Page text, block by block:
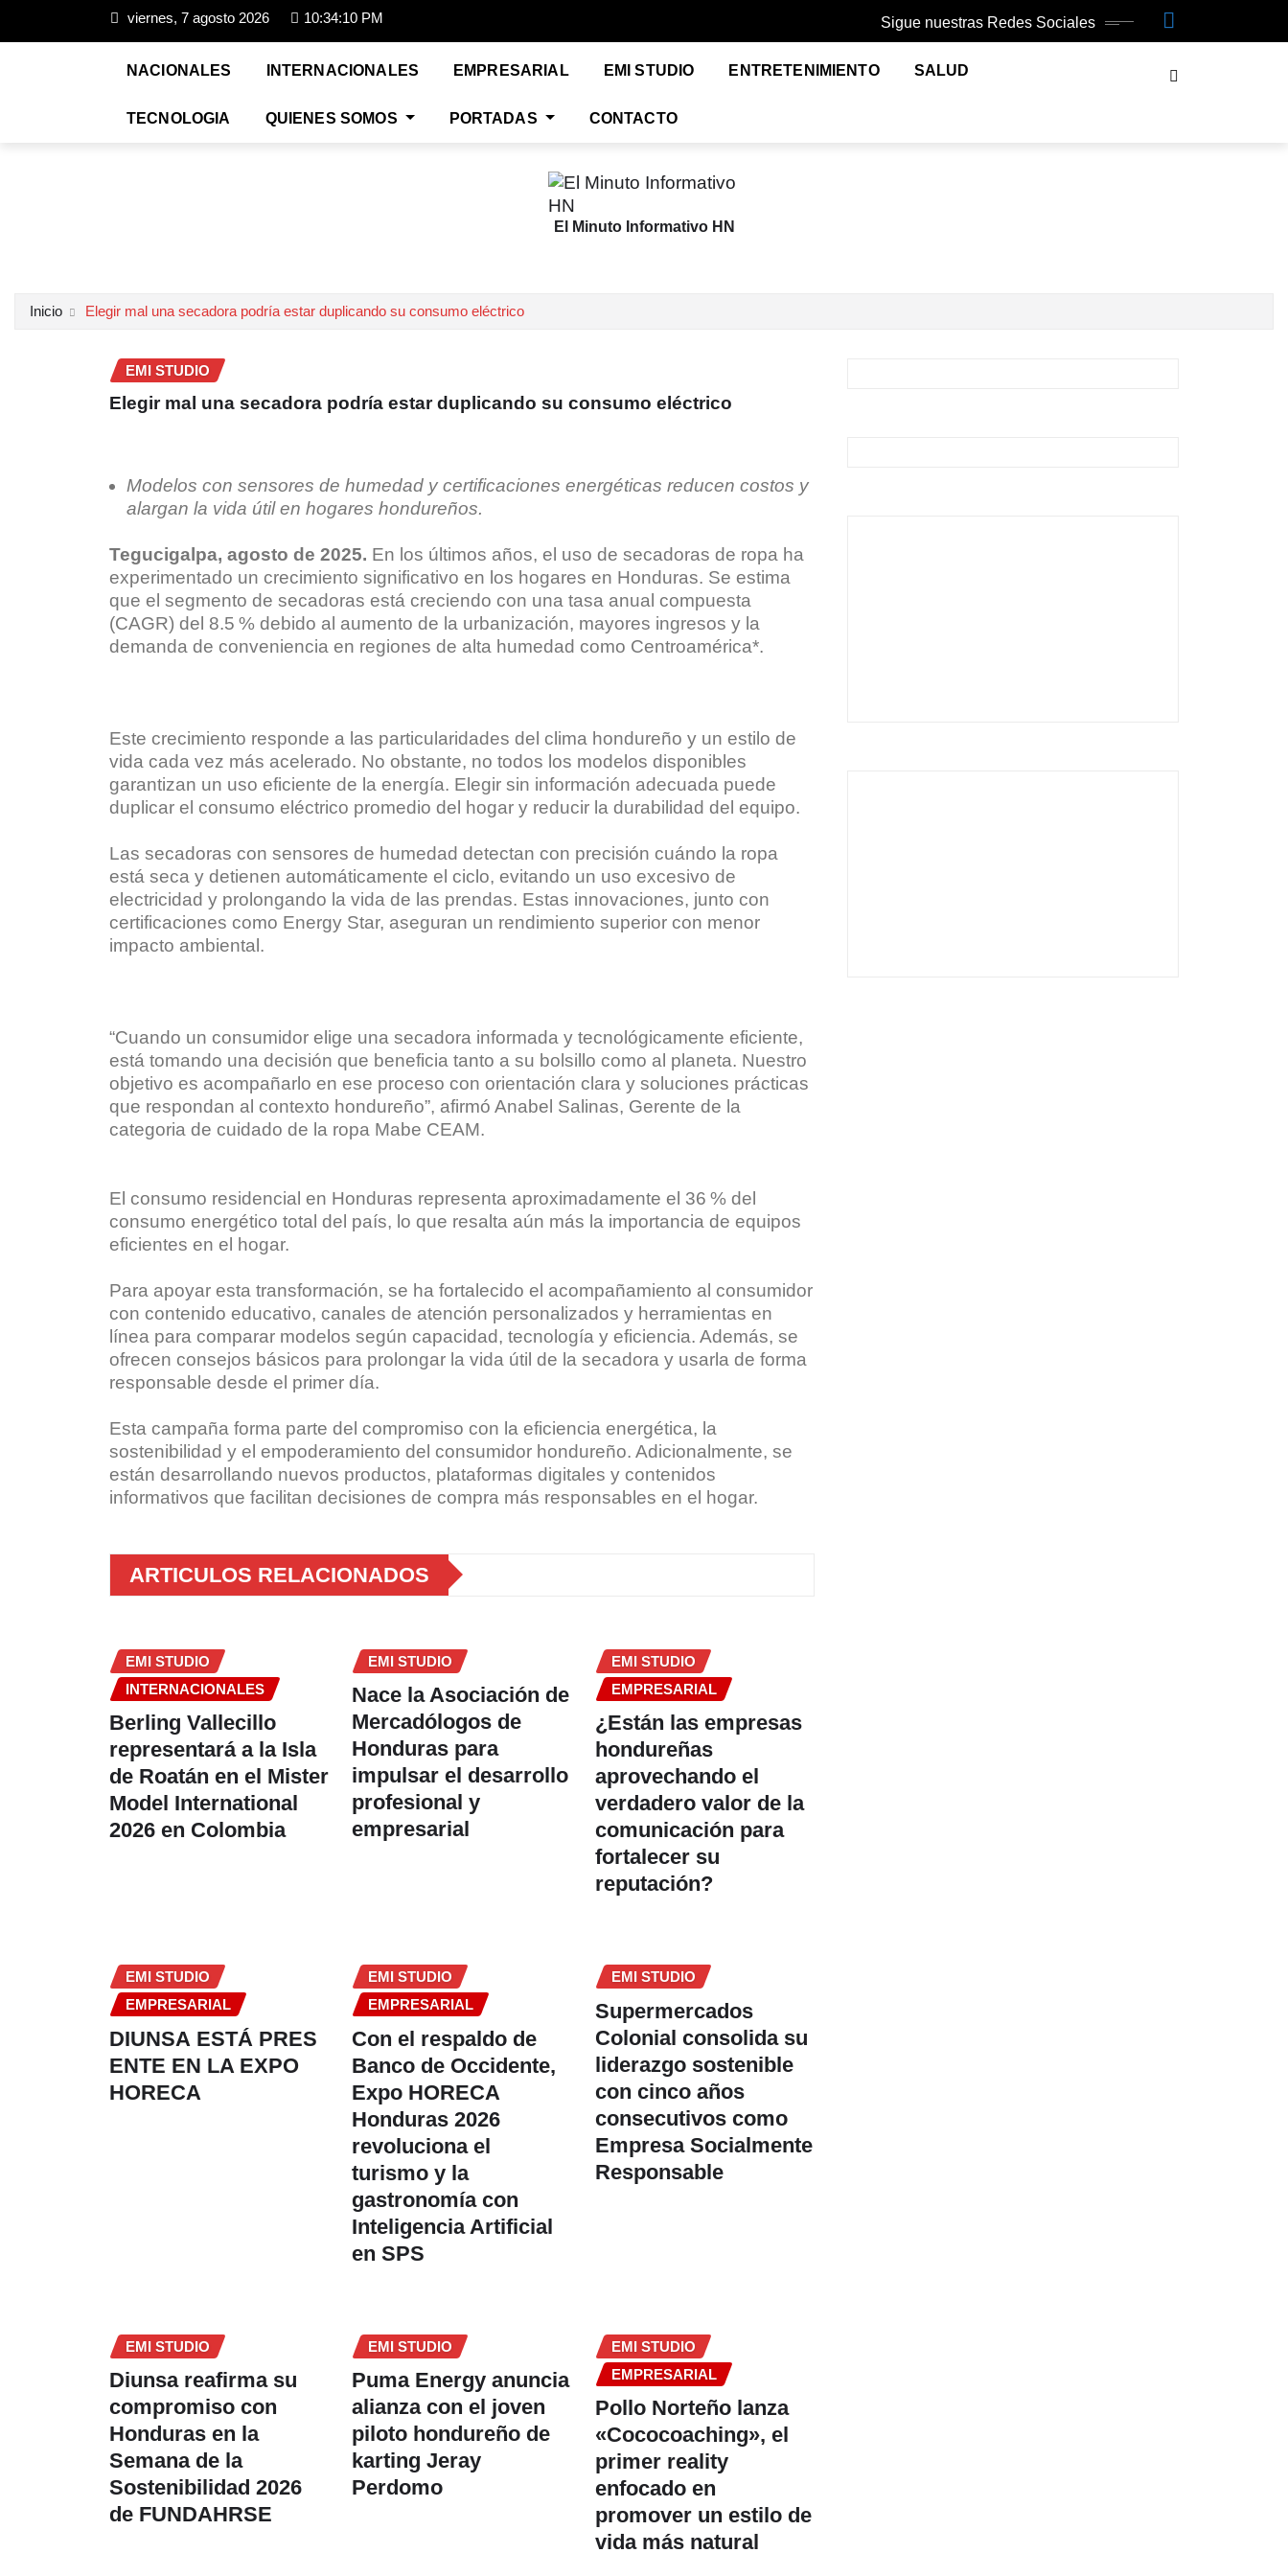
viernes, 7 agosto 2026 10:34:11 PM Sigue nuestras Redes Sociales
NACIONALES INTERNACIONALES EMPRESARIAL EMI STUDIO ENTRETENIMIENTO SALUD
TECNOLOGIA QUIENES SOMOS PORTADAS CONTACTO
El Minuto Informativo HN
Inicio Elegir mal una secadora podría estar duplicando su consumo eléctrico
EMI STUDIO
Elegir mal una secadora podría estar duplicando su consumo eléctrico
Modelos con sensores de humedad y certificaciones energéticas reducen costos y
alargan la vida útil en hogares hondureños.
Tegucigalpa, agosto de 2025. En los últimos años, el uso de secadoras de ropa ha
experimentado un crecimiento significativo en los hogares en Honduras. Se estima
que el segmento de secadoras está creciendo con una tasa anual compuesta
(CAGR) del 8.5 % debido al aumento de la urbanización, mayores ingresos y la
demanda de conveniencia en regiones de alta humedad como Centroamérica*.
Este crecimiento responde a las particularidades del clima hondureño y un estilo de
vida cada vez más acelerado. No obstante, no todos los modelos disponibles
garantizan un uso eficiente de la energía. Elegir sin información adecuada puede
duplicar el consumo eléctrico promedio del hogar y reducir la durabilidad del equipo.
Las secadoras con sensores de humedad detectan con precisión cuándo la ropa
está seca y detienen automáticamente el ciclo, evitando un uso excesivo de
electricidad y prolongando la vida de las prendas. Estas innovaciones, junto con
certificaciones como Energy Star, aseguran un rendimiento superior con menor
impacto ambiental.
“Cuando un consumidor elige una secadora informada y tecnológicamente eficiente,
está tomando una decisión que beneficia tanto a su bolsillo como al planeta. Nuestro
objetivo es acompañarlo en ese proceso con orientación clara y soluciones prácticas
que respondan al contexto hondureño”, afirmó Anabel Salinas, Gerente de la
categoria de cuidado de la ropa Mabe CEAM.
El consumo residencial en Honduras representa aproximadamente el 36 % del
consumo energético total del país, lo que resalta aún más la importancia de equipos
eficientes en el hogar.
Para apoyar esta transformación, se ha fortalecido el acompañamiento al consumidor
con contenido educativo, canales de atención personalizados y herramientas en
línea para comparar modelos según capacidad, tecnología y eficiencia. Además, se
ofrecen consejos básicos para prolongar la vida útil de la secadora y usarla de forma
responsable desde el primer día.
Esta campaña forma parte del compromiso con la eficiencia energética, la
sostenibilidad y el empoderamiento del consumidor hondureño. Adicionalmente, se
están desarrollando nuevos productos, plataformas digitales y contenidos
informativos que facilitan decisiones de compra más responsables en el hogar.
ARTICULOS RELACIONADOS
EMI STUDIO
INTERNACIONALES
Berling Vallecillo
representará a la Isla
de Roatán en el Mister
Model International
2026 en Colombia
EMI STUDIO
Nace la Asociación de
Mercadólogos de
Honduras para
impulsar el desarrollo
profesional y
empresarial
EMI STUDIO
EMPRESARIAL
¿Están las empresas
hondureñas
aprovechando el
verdadero valor de la
comunicación para
fortalecer su
reputación?
EMI STUDIO
EMPRESARIAL
DIUNSA ESTÁ PRES
ENTE EN LA EXPO
HORECA
EMI STUDIO
EMPRESARIAL
Con el respaldo de
Banco de Occidente,
Expo HORECA
Honduras 2026
revoluciona el
turismo y la
gastronomía con
Inteligencia Artificial
en SPS
EMI STUDIO
Supermercados
Colonial consolida su
liderazgo sostenible
con cinco años
consecutivos como
Empresa Socialmente
Responsable
EMI STUDIO
Diunsa reafirma su
compromiso con
Honduras en la
Semana de la
Sostenibilidad 2026
de FUNDAHRSE
EMI STUDIO
Puma Energy anuncia
alianza con el joven
piloto hondureño de
karting Jeray
Perdomo
EMI STUDIO
EMPRESARIAL
Pollo Norteño lanza
«Cococoaching», el
primer reality
enfocado en
promover un estilo de
vida más natural